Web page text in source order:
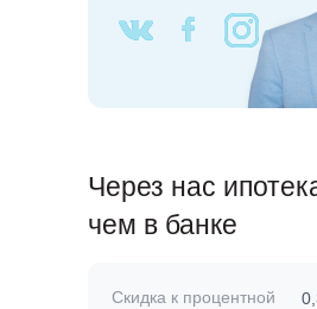
Через нас
чем в банке
Скидка к процентной